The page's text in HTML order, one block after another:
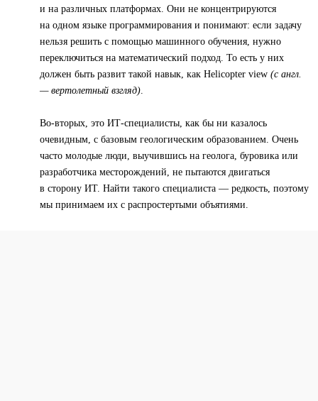
и на различных платформах. Они не концентрируются
на одном языке программирования и понимают: если задачу
нельзя решить с помощью машинного обучения, нужно
переключиться на математический подход. То есть у них
должен быть развит такой навык, как Helicopter view (с англ.
— вертолетный взгляд).
Во-вторых, это ИТ-специалисты, как бы ни казалось
очевидным, с базовым геологическим образованием. Очень
часто молодые люди, выучившись на геолога, буровика или
разработчика месторождений, не пытаются двигаться
в сторону ИТ. Найти такого специалиста — редкость, поэтому
мы принимаем их с распростертыми объятиями.